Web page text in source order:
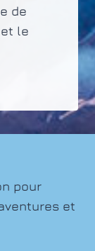
de
le
pour
et